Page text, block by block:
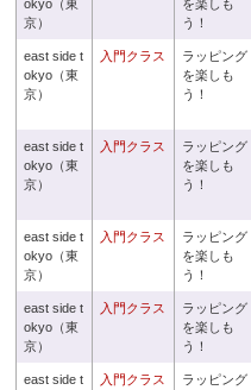
okyo（東
京）
を楽しも
う！
east side t
okyo（東
京）
入門クラス
ラッピング
を楽しも
う！
east side t
okyo（東
京）
入門クラス
ラッピング
を楽しも
う！
east side t
okyo（東
京）
入門クラス
ラッピング
を楽しも
う！
east side t
okyo（東
京）
入門クラス
ラッピング
を楽しも
う！
east side t
入門クラス
ラッピング